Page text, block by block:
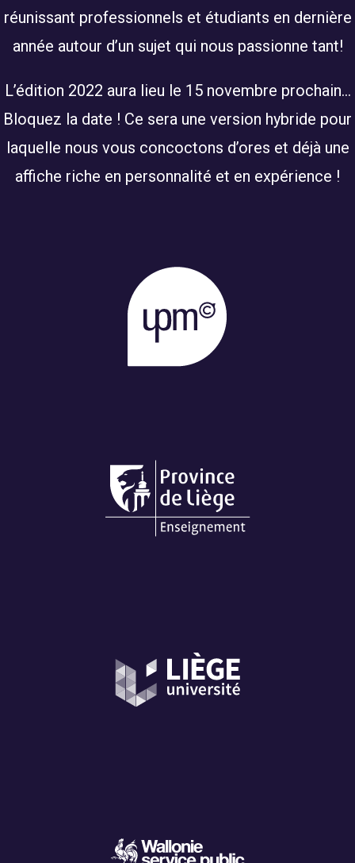
réunissant professionnels et étudiants en dernière
année autour d’un sujet qui nous passionne tant!
L’édition 2022 aura lieu le 15 novembre prochain…
Bloquez la date ! Ce sera une version hybride pour
laquelle nous vous concoctons d’ores et déjà une
affiche riche en personnalité et en expérience !